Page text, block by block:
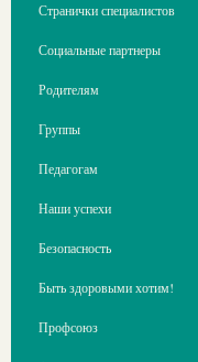
Странички специалистов
Социальные партнеры
Родителям
Группы
Педагогам
Наши успехи
Безопасность
Быть здоровыми хотим!
Профсоюз